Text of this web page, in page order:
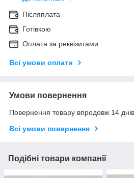
Післяплата
Готівкою
Оплата за реквізитами
Всі умови оплати
Умови повернення
Повернення товару впродовж 14
Всі умови повернення
Подібні товари компанії